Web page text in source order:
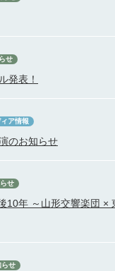
せ
発表！
ィア情報
のお知らせ
せ
10年 ～山形交響楽団 ×
らせ